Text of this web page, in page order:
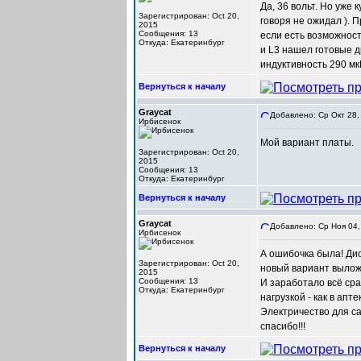
Зарегистрирован: Oct 20,
2015
Сообщения: 13
Откуда: Екатеринбург
Да, 36 вольт. Но уже
говоря не ожидал ).
если есть
и L3 нашел готовые
индуктивность 290
Вернуться к началу
Graycat
Ирбисенок
Зарегистрирован: Oct 20,
2015
Сообщения: 13
Откуда: Екатеринбург
Добавлено: Ср Окт
Мой вариант платы.
Вернуться к началу
Graycat
Ирбисенок
Зарегистрирован: Oct 20,
2015
Сообщения: 13
Откуда: Екатеринбург
Добавлено: Ср Ноя
А ошибочка была!
новый вариант
И заработало всё
нагрузкой - как в
Электричество для
спасибо!!!
Вернуться к началу